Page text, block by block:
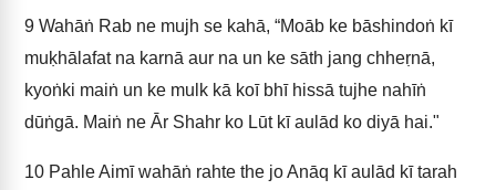
9 Wahāṅ Rab ne mujh se kahā, “Moāb ke bāshindoṅ kī
muḳhālafat na karnā aur na un ke sāth jang chheṛnā,
kyoṅki maiṅ un ke mulk kā koī bhī hissā tujhe nahīṅ
dūṅgā. Maiṅ ne Ār Shahr ko Lūt kī aulād ko diyā hai."
10 Pahle Aimī wahāṅ rahte the jo Anāq kī aulād kī tarah